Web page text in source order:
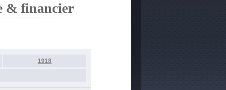
& financier
1918